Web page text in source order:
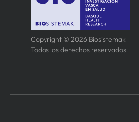
Copyright © 2026 Biosistemak
Todos los derechos reservados